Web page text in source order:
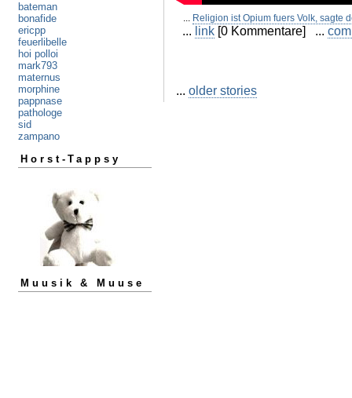
bateman
bonafide
ericpp
feuerlibelle
hoi polloi
mark793
maternus
morphine
pappnase
pathologe
sid
zampano
Horst-Tappsy
Muusik & Muuse
... Religion ist Opium fuers Volk, sagte
... link [0 Kommentare] ...
... older stories